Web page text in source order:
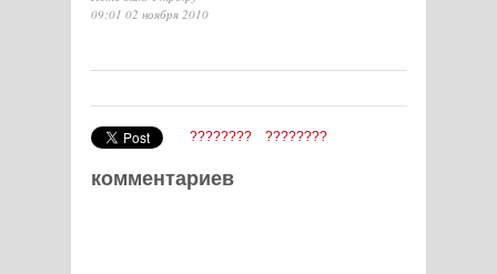
09:01 02 ноября 2010
???????? ????????
комментариев